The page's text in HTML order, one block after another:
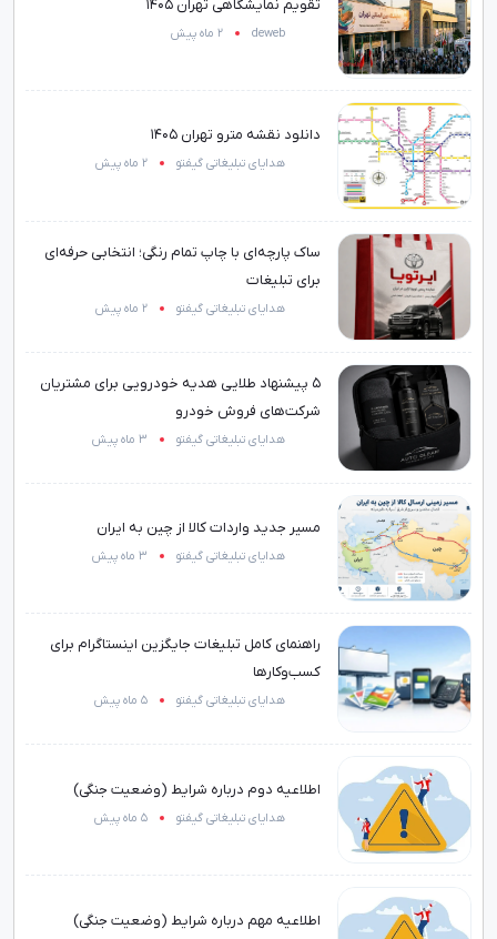
تقویم نمایشگاهی تهران 1405
deweb 2 ماه پیش
دانلود نقشه مترو تهران 1405
هدایای تبلیغاتی گیفتو 2 ماه پیش
ساک پارچه‌ای با چاپ تمام رنگی؛ انتخابی حرفه‌ای
برای تبلیغات
هدایای تبلیغاتی گیفتو 2 ماه پیش
۵ پیشنهاد طلایی هدیه خودرویی برای مشتریان
شرکت‌های فروش خودرو
هدایای تبلیغاتی گیفتو 3 ماه پیش
مسیر جدید واردات کالا از چین به ایران
هدایای تبلیغاتی گیفتو 3 ماه پیش
راهنمای کامل تبلیغات جایگزین اینستاگرام برای
کسب‌وکارها
هدایای تبلیغاتی گیفتو 5 ماه پیش
اطلاعیه دوم درباره شرایط (وضعیت جنگی)
هدایای تبلیغاتی گیفتو 5 ماه پیش
اطلاعیه مهم درباره شرایط (وضعیت جنگی)